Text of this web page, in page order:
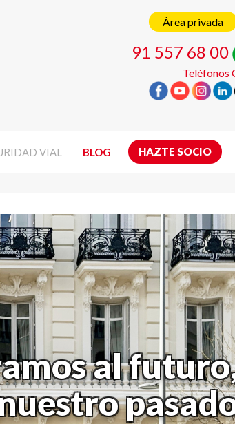
Área privada
91 557 68 00
Teléfonos
VIAL BLOG HAZTE SOCIO
al